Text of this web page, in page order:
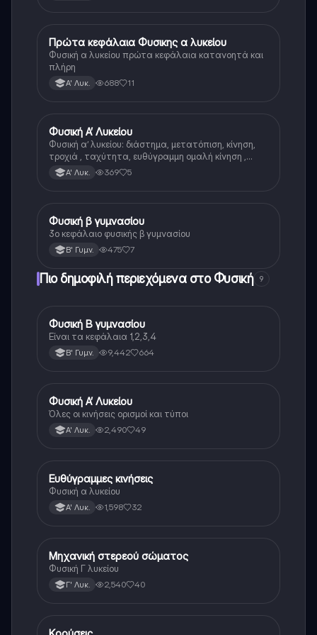
Φυσική
Πρώτα κεφάλαια Φυσικης α λυκείου
Φυσική α λυκείου πρώτα κεφάλαια κατανοητά και
πλήρη
Α' Λυκ. 688 11
Φυσική
Φυσική Α’ Λυκείου
Φυσική α’ λυκείου: διάστημα, μετατόπιση, κίνηση,
τροχιά , ταχύτητα, ευθύγραμμη ομαλή κίνηση ,
εξισώσεις στην ευθύγραμμη ομαλή κίνηση, γραφικές
παραστάσεις στην ΕΟΚ
Α' Λυκ. 369 5
Φυσική
Φυσική β γυμνασίου
3ο κεφάλαιο φυσικής β γυμνασίου
Β' Γυμν. 475 7
Πιο δημοφιλή περιεχόμενα στο Φυσική 9
Φυσική
Φυσική Β γυμνασίου
Είναι τα κεφάλαια 1,2,3,4
Β' Γυμν. 9,442 664
Φυσική
Φυσική Α’ Λυκείου
Όλες οι κινήσεις ορισμοί και τύποι
Α' Λυκ. 2,490 49
Φυσική
Ευθύγραμμες κινήσεις
Φυσική α λυκείου
Α' Λυκ. 1,598 32
Φυσική
Μηχανική στερεού σώματος
Φυσική Γ λυκείου
Γ' Λυκ. 2,540 40
Φυσική